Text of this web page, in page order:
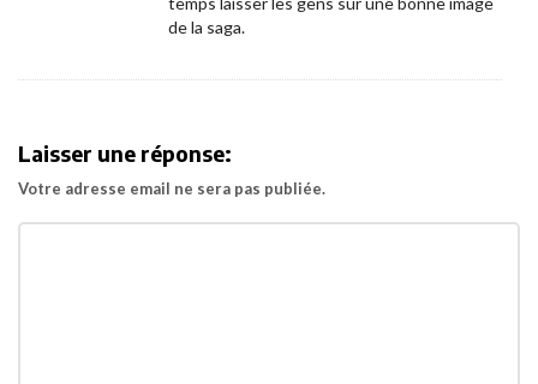
de la saga.
Laisser une réponse:
Votre adresse email ne sera pas publiée.